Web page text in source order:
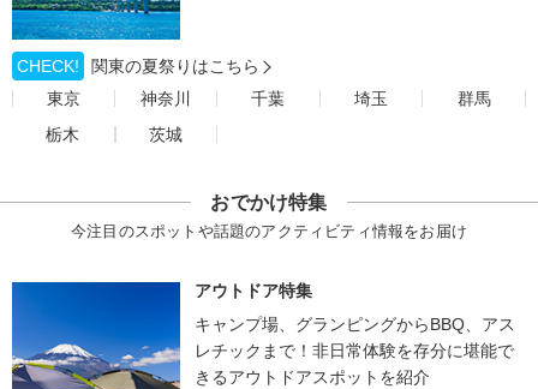
CHECK!
関東の夏祭りはこちら
東京
神奈川 千葉 埼玉
群馬
栃木
茨城
おでかけ特集
今注目のスポットや話題のアクティビティ情報をお届け
アウトドア特集
キャンプ場、グランピングからBBQ、アス
レチックまで！非日常体験を存分に堪能で
きるアウトドアスポットを紹介